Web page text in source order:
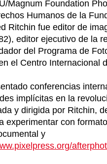
Magnum Foundation
Humanos de la
Ritchin fue editor de
editor ejecutivo de la
del Programa de
el Centro Internacional
conferencias
implícitas en la
y dirigida por Ritchin,
experimentar con
y